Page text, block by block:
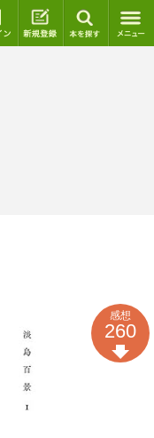
ログイン 新規登録
感想
260